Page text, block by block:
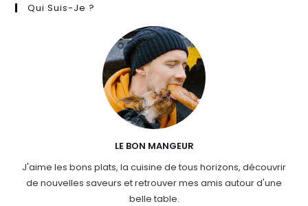
Qui Suis-Je ?
LE BON MANGEUR
J'aime les bons plats, la cuisine de tous horizons, découvrir
de nouvelles saveurs et retrouver mes amis autour d'une
belle table.